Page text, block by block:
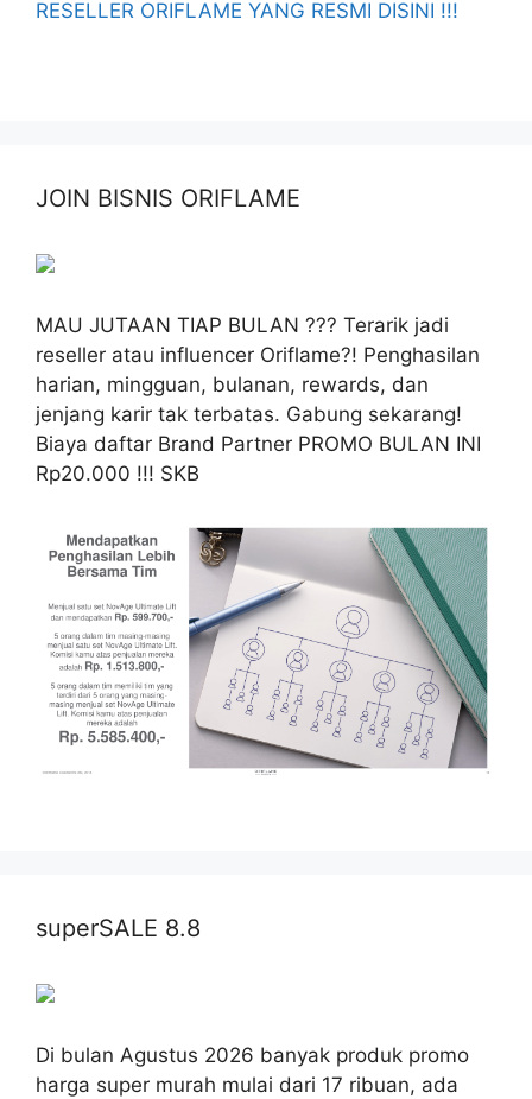
RESELLER ORIFLAME YANG RESMI DISINI !!!
JOIN BISNIS ORIFLAME
MAU JUTAAN TIAP BULAN ??? Terarik jadi
reseller atau influencer Oriflame?! Penghasilan
harian, mingguan, bulanan, rewards, dan
jenjang karir tak terbatas. Gabung sekarang!
Biaya daftar Brand Partner PROMO BULAN INI
Rp20.000 !!! SKB
superSALE 8.8
Di bulan Agustus 2026 banyak produk promo
harga super murah mulai dari 17 ribuan, ada